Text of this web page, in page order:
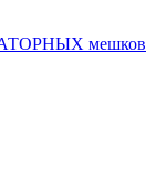
мешков